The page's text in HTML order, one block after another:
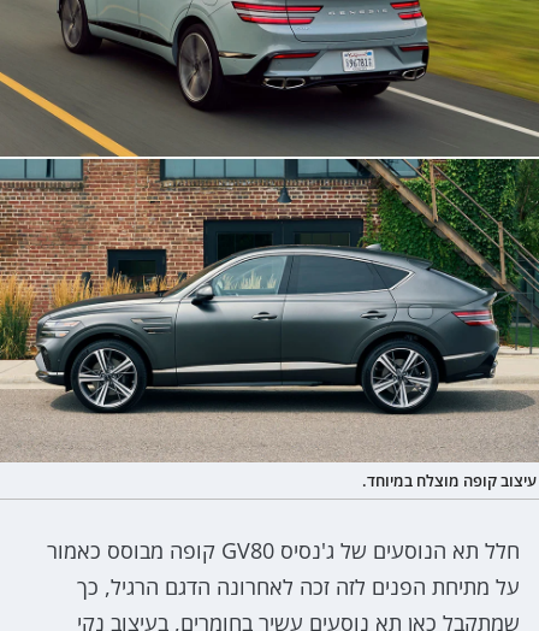
עיצוב קופה מוצלח במיוחד.
חלל תא הנוסעים של ג'נסיס GV80 קופה מבוסס כאמור
על מתיחת הפנים לזה זכה לאחרונה הדגם הרגיל, כך
שמתקבל כאן תא נוסעים עשיר בחומרים, בעיצוב נקי